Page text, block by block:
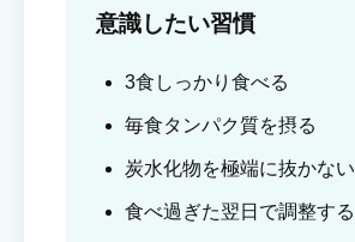
意識したい習慣
3食しっかり食べる
毎食タンパク質を摂る
炭水化物を極端に抜かない
食べ過ぎた翌日で調整する